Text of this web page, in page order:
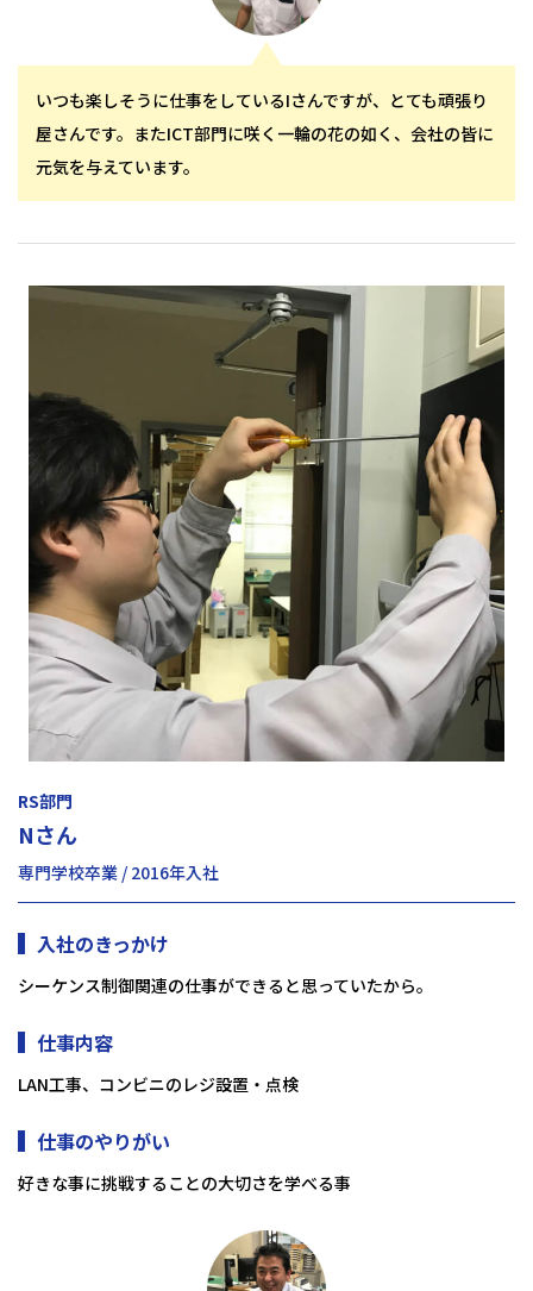
いつも楽しそうに仕事をしているIさんですが、とても頑張り
屋さんです。またICT部門に咲く一輪の花の如く、会社の皆に
元気を与えています。
RS部門
Nさん
専門学校卒業 / 2016年入社
入社のきっかけ
シーケンス制御関連の仕事ができると思っていたから。
仕事内容
LAN工事、コンビニのレジ設置・点検
仕事のやりがい
好きな事に挑戦することの大切さを学べる事